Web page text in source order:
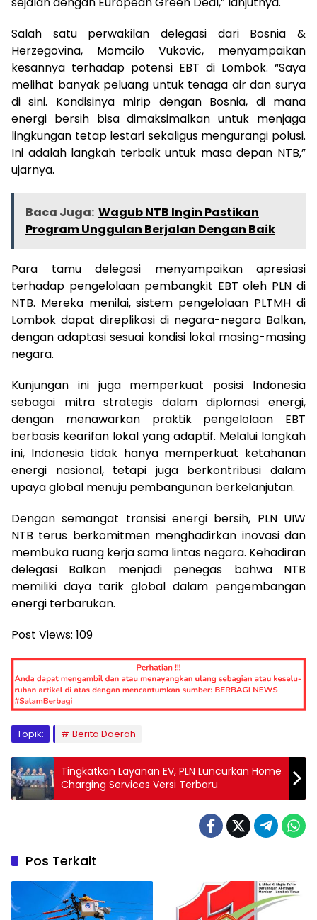
Salah satu perwakilan delegasi dari Bosnia &
Herzegovina, Momcilo Vukovic, menyampaikan
kesannya terhadap potensi EBT di Lombok. “Saya
melihat banyak peluang untuk tenaga air dan surya
di sini. Kondisinya mirip dengan Bosnia, di mana
energi bersih bisa dimaksimalkan untuk menjaga
lingkungan tetap lestari sekaligus mengurangi polusi.
Ini adalah langkah terbaik untuk masa depan NTB,”
ujarnya.
Baca Juga: Wagub NTB Ingin Pastikan
Program Unggulan Berjalan Dengan Baik
Para tamu delegasi menyampaikan apresiasi
terhadap pengelolaan pembangkit EBT oleh PLN di
NTB. Mereka menilai, sistem pengelolaan PLTMH di
Lombok dapat direplikasi di negara-negara Balkan,
dengan adaptasi sesuai kondisi lokal masing-masing
negara.
Kunjungan ini juga memperkuat posisi Indonesia
sebagai mitra strategis dalam diplomasi energi,
dengan menawarkan praktik pengelolaan EBT
berbasis kearifan lokal yang adaptif. Melalui langkah
ini, Indonesia tidak hanya memperkuat ketahanan
energi nasional, tetapi juga berkontribusi dalam
upaya global menuju pembangunan berkelanjutan.
Dengan semangat transisi energi bersih, PLN UIW
NTB terus berkomitmen menghadirkan inovasi dan
membuka ruang kerja sama lintas negara. Kehadiran
delegasi Balkan menjadi penegas bahwa NTB
memiliki daya tarik global dalam pengembangan
energi terbarukan.
Post Views: 109
Topik: Berita Daerah
Tingkatkan Layanan EV, PLN Luncurkan Home
Charging Services Versi Terbaru
Pos Terkait